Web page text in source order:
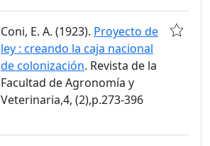
Coni, E. A. (1923). Proyecto de
ley : creando la caja nacional
de colonización. Revista de la
Facultad de Agronomía y
Veterinaria,4, (2),p.273-396